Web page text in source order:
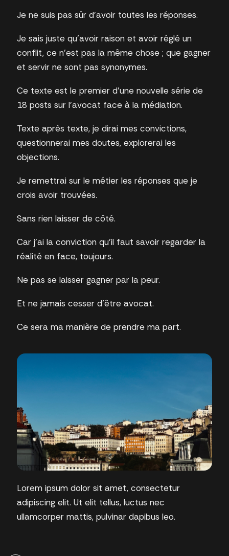
Je ne suis pas sûr d’avoir toutes les réponses.
Je sais juste qu’avoir raison et avoir réglé un
conflit, ce n’est pas la même chose ; que gagner
et servir ne sont pas synonymes.
Ce texte est le premier d’une nouvelle série de
18 posts sur l’avocat face à la médiation.
Texte après texte, je dirai mes convictions,
questionnerai mes doutes, explorerai les
objections.
Je remettrai sur le métier les réponses que je
crois avoir trouvées.
Sans rien laisser de côté.
Car j’ai la conviction qu’il faut savoir regarder la
réalité en face, toujours.
Ne pas se laisser gagner par la peur.
Et ne jamais cesser d’être avocat.
Ce sera ma manière de prendre ma part.
Lorem ipsum dolor sit amet, consectetur
adipiscing elit. Ut elit tellus, luctus nec
ullamcorper mattis, pulvinar dapibus leo.